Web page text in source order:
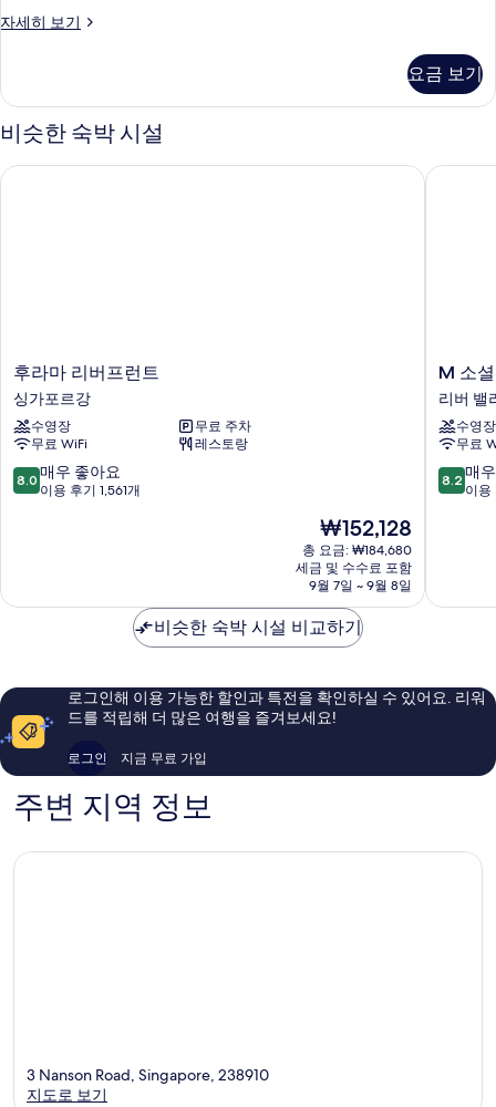
자세히 보기
객
히
보
기
요금 보기
비슷한 숙박 시설
후
라
마
리
버
프
런
강
후라마 리버프런트
싱가포르강
수영장
무료 주차
무료 WiFi
레스토랑
10
점
매
요,
용
후
개
8.0 매우 좋아요
이용 후기 1,561개
현
재
요
금
₩152,128
₩152,128
총 요금: ₩184,680
세금 및 수수료 포함
9월 7일 ~ 9월 8일
후라마 리버프런트
M
소
셜
호
텔
싱
가
리
M 소
리버 밸
수영장
무료
10
점
매
요,
이
8.2 매
이용
M 소셜
비슷한 숙박 시설 비교하기
로그인해 이용 가능한 할인과 특전을 확인하실 수 있어요. 리워
드를 적립해 더 많은 여행을 즐겨보세요!
로그인 지금 무료 가입
주변 지역 정보
3 Nanson Road, Singapore, 238910
지도로 보기